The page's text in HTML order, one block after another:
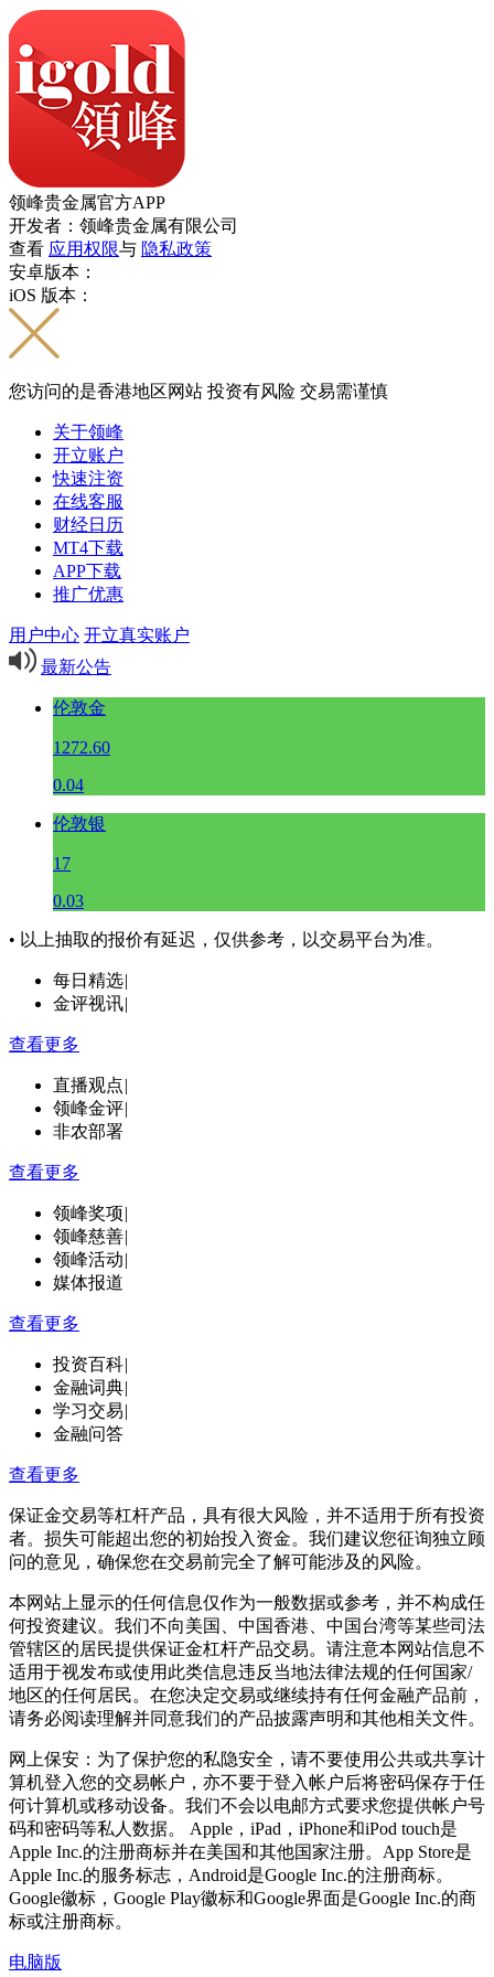
领峰贵金属官方APP
开发者：领峰贵金属有限公司
查看 应用权限与 隐私政策
安卓版本：
iOS 版本：
您访问的是香港地区网站 投资有风险 交易需谨慎
关于领峰
开立账户
快速注资
在线客服
财经日历
MT4下载
APP下载
推广优惠
用户中心 开立真实账户
最新公告
伦敦金
1272.60
0.04
伦敦银
17
0.03
• 以上抽取的报价有延迟，仅供参考，以交易平台为准。
每日精选|
金评视讯|
查看更多
直播观点|
领峰金评|
非农部署
查看更多
领峰奖项|
领峰慈善|
领峰活动|
媒体报道
查看更多
投资百科|
金融词典|
学习交易|
金融问答
查看更多
保证金交易等杠杆产品，具有很大风险，并不适用于所有投资
者。损失可能超出您的初始投入资金。我们建议您征询独立顾
问的意见，确保您在交易前完全了解可能涉及的风险。
本网站上显示的任何信息仅作为一般数据或参考，并不构成任
何投资建议。我们不向美国、中国香港、中国台湾等某些司法
管辖区的居民提供保证金杠杆产品交易。请注意本网站信息不
适用于视发布或使用此类信息违反当地法律法规的任何国家/
地区的任何居民。在您决定交易或继续持有任何金融产品前，
请务必阅读理解并同意我们的产品披露声明和其他相关文件。
网上保安：为了保护您的私隐安全，请不要使用公共或共享计
算机登入您的交易帐户，亦不要于登入帐户后将密码保存于任
何计算机或移动设备。我们不会以电邮方式要求您提供帐户号
码和密码等私人数据。 Apple，iPad，iPhone和iPod touch是
Apple Inc.的注册商标并在美国和其他国家注册。App Store是
Apple Inc.的服务标志，Android是Google Inc.的注册商标。
Google徽标，Google Play徽标和Google界面是Google Inc.的商
标或注册商标。
电脑版